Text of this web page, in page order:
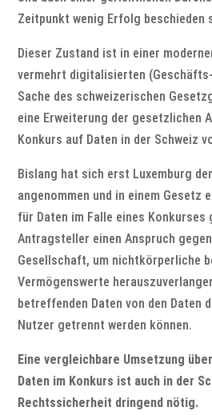
Zeitpunkt wenig Erfolg beschieden
Dieser Zustand ist in einer
vermehrt digitalisierten
Sache des schweizerischen
eine Erweiterung der gesetzlichen
Konkurs auf Daten in der Schweiz
Bislang hat sich erst Luxemburg
angenommen und in einem Gesetz
für Daten im Falle eines
Antragsteller einen Anspruch
Gesellschaft, um nichtkörperliche
Vermögenswerte
betreffenden Daten von den Daten
Nutzer getrennt werden können.
Eine vergleichbare Umsetzung
Daten im Konkurs ist auch in der
Rechtssicherheit dringend nötig.